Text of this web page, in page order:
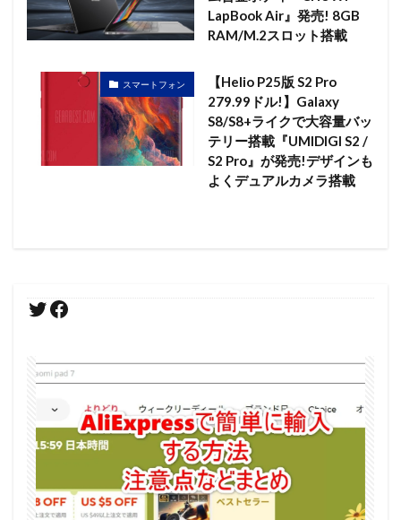
LapBook Air』発売! 8GB
RAM/M.2スロット搭載
スマートフォン
【Helio P25版 S2 Pro
279.99ドル!】Galaxy
S8/S8+ライクで大容量バッ
テリー搭載『UMIDIGI S2 /
S2 Pro』が発売!デザインも
よくデュアルカメラ搭載